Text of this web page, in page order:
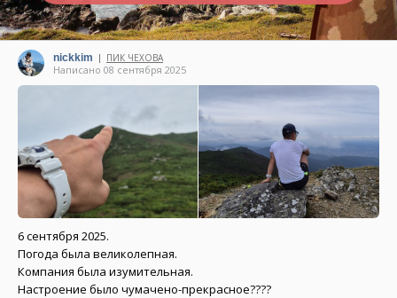
nickkim | ПИК ЧЕХОВА
Написано 08 сентября 2025
6 сентября 2025.
Погода была великолепная.
Компания была изумительная.
Настроение было чумачено-прекрасное????